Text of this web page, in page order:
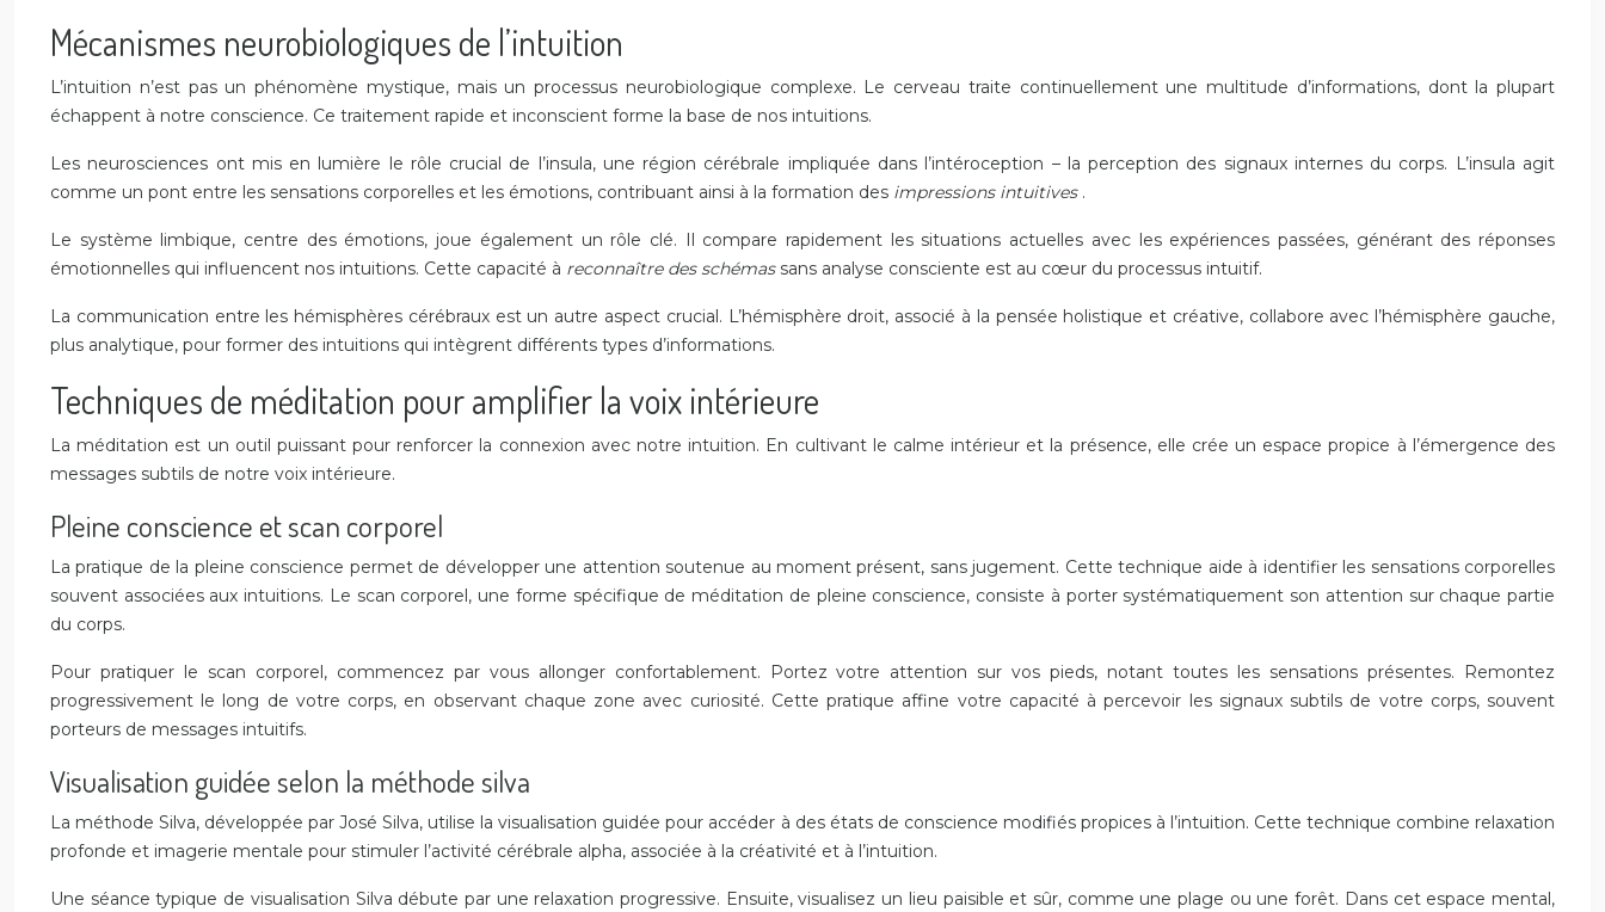
Mécanismes neurobiologiques de l’intuition
L’intuition n’est pas un phénomène mystique, mais un processus neurobiologique complexe. Le cerveau traite continuellement une multitude d’informations, dont la plupart
échappent à notre conscience. Ce traitement rapide et inconscient forme la base de nos intuitions.
Les neurosciences ont mis en lumière le rôle crucial de l’insula, une région cérébrale impliquée dans l’intéroception – la perception des signaux internes du corps. L’insula agit
comme un pont entre les sensations corporelles et les émotions, contribuant ainsi à la formation des impressions intuitives .
Le système limbique, centre des émotions, joue également un rôle clé. Il compare rapidement les situations actuelles avec les expériences passées, générant des réponses
émotionnelles qui influencent nos intuitions. Cette capacité à reconnaître des schémas sans analyse consciente est au cœur du processus intuitif.
La communication entre les hémisphères cérébraux est un autre aspect crucial. L’hémisphère droit, associé à la pensée holistique et créative, collabore avec l’hémisphère gauche,
plus analytique, pour former des intuitions qui intègrent différents types d’informations.
Techniques de méditation pour amplifier la voix intérieure
La méditation est un outil puissant pour renforcer la connexion avec notre intuition. En cultivant le calme intérieur et la présence, elle crée un espace propice à l’émergence des
messages subtils de notre voix intérieure.
Pleine conscience et scan corporel
La pratique de la pleine conscience permet de développer une attention soutenue au moment présent, sans jugement. Cette technique aide à identifier les sensations corporelles
souvent associées aux intuitions. Le scan corporel, une forme spécifique de méditation de pleine conscience, consiste à porter systématiquement son attention sur chaque partie
du corps.
Pour pratiquer le scan corporel, commencez par vous allonger confortablement. Portez votre attention sur vos pieds, notant toutes les sensations présentes. Remontez
progressivement le long de votre corps, en observant chaque zone avec curiosité. Cette pratique affine votre capacité à percevoir les signaux subtils de votre corps, souvent
porteurs de messages intuitifs.
Visualisation guidée selon la méthode silva
La méthode Silva, développée par José Silva, utilise la visualisation guidée pour accéder à des états de conscience modifiés propices à l’intuition. Cette technique combine relaxation
profonde et imagerie mentale pour stimuler l’activité cérébrale alpha, associée à la créativité et à l’intuition.
Une séance typique de visualisation Silva débute par une relaxation progressive. Ensuite, visualisez un lieu paisible et sûr, comme une plage ou une forêt. Dans cet espace mental,